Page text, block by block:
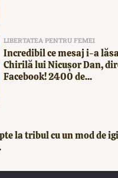
LIBERTATEA PENTRU FEMEI
Incredibil ce mesaj i-a
Chirilă lui Nicușor Dan,
Facebook! 2400 de...
la tribul cu un mod de